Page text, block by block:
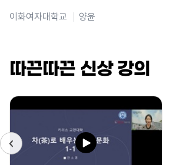
이화여자대학교 양윤
따끈따끈 신상 강의